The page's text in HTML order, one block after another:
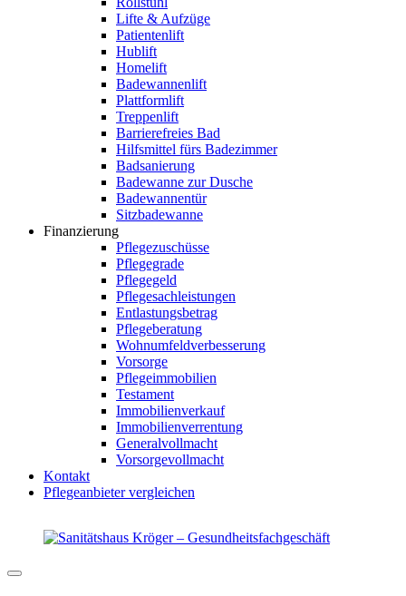
Lifte & Aufzüge
Patientenlift
Hublift
Homelift
Badewannenlift
Plattformlift
Treppenlift
Barrierefreies Bad
Hilfsmittel fürs Badezimmer
Badsanierung
Badewanne zur Dusche
Badewannentür
Sitzbadewanne
Finanzierung
Pflegezuschüsse
Pflegegrade
Pflegegeld
Pflegesachleistungen
Entlastungsbetrag
Pflegeberatung
Wohnumfeldverbesserung
Vorsorge
Pflegeimmobilien
Testament
Immobilienverkauf
Immobilienverrentung
Generalvollmacht
Vorsorgevollmacht
Kontakt
Pflegeanbieter vergleichen